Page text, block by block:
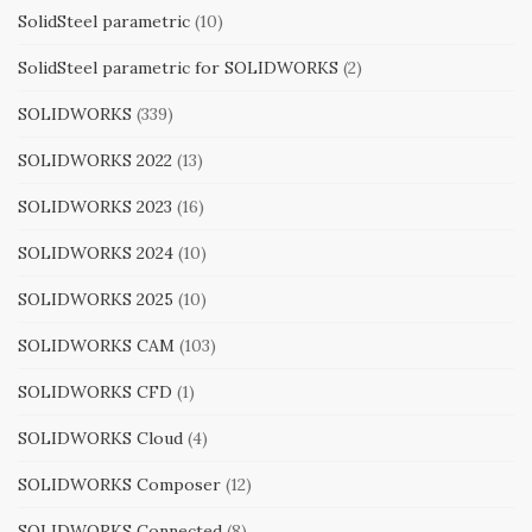
SolidSteel parametric (10)
SolidSteel parametric for SOLIDWORKS (2)
SOLIDWORKS (339)
SOLIDWORKS 2022 (13)
SOLIDWORKS 2023 (16)
SOLIDWORKS 2024 (10)
SOLIDWORKS 2025 (10)
SOLIDWORKS CAM (103)
SOLIDWORKS CFD (1)
SOLIDWORKS Cloud (4)
SOLIDWORKS Composer (12)